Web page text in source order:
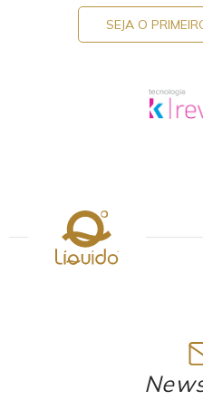
SEJA O